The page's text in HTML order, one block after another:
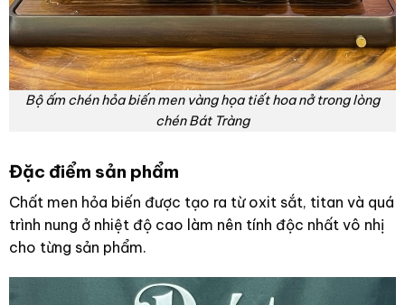
Bộ ấm chén hỏa biến men vàng họa tiết hoa nở trong lòng
chén Bát Tràng
Đặc điểm sản phẩm
Chất men hỏa biến được tạo ra từ oxit sắt, titan và quá
trình nung ở nhiệt độ cao làm nên tính độc nhất vô nhị
cho từng sản phẩm.